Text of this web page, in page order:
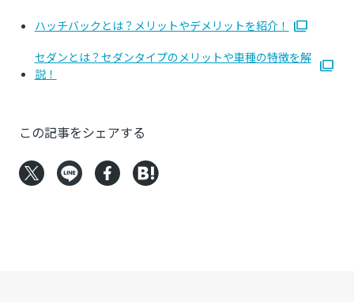
ハッチバックとは？メリットやデメリットを紹介！
セダンとは？セダンタイプのメリットや車種の特徴を解
説！
この記事をシェアする